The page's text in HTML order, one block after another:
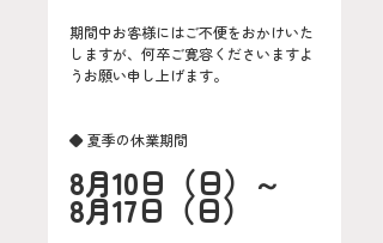
期間中お客様にはご不便をおかけいた
しますが、何卒ご寛容くださいますよ
うお願い申し上げます。
◆ 夏季の休業期間
8月10日（日）～
8月17日（日）